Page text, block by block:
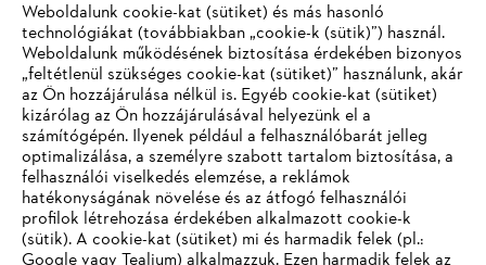
#STIHL
Vállalat
Weboldalunk cookie-kat (sütiket) és más hasonló
technológiákat (továbbiakban „cookie-k (sütik)”) használ.
Weboldalunk működésének biztosítása érdekében bizonyos
„feltétlenül szükséges cookie-kat (sütiket)” használunk, akár
az Ön hozzájárulása nélkül is. Egyéb cookie-kat (sütiket)
kizárólag az Ön hozzájárulásával helyezünk el a
számítógépén. Ilyenek például a felhasználóbarát jelleg
optimalizálása, a személyre szabott tartalom biztosítása, a
felhasználói viselkedés elemzése, a reklámok
hatékonyságának növelése és az átfogó felhasználói
profilok létrehozása érdekében alkalmazott cookie-k
(sütik). A cookie-kat (sütiket) mi és harmadik felek (pl.: